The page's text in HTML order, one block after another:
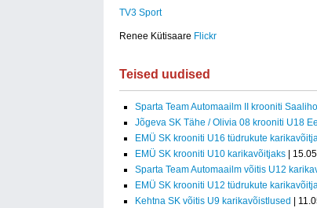
TV3 Sport
Renee Kütisaare Flickr
Teised uudised
Sparta Team Automaailm II krooniti
Jõgeva SK Tähe / Olivia 08 krooniti U18
EMÜ SK krooniti U16 tüdrukute
EMÜ SK krooniti U10 karikavõitjaks |
Sparta Team Automaailm võitis U12
EMÜ SK krooniti U12 tüdrukute
Kehtna SK võitis U9 karikavõistlused
|